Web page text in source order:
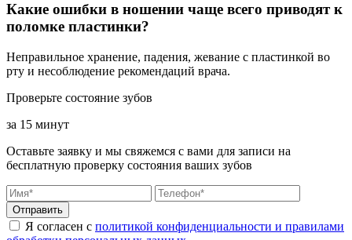
Какие ошибки в ношении чаще всего приводят к
поломке пластинки?
Неправильное хранение, падения, жевание с пластинкой во
рту и несоблюдение рекомендаций врача.
Проверьте состояние зубов
за 15 минут
Оставьте заявку и мы свяжемся с вами для записи на
бесплатную проверку состояния ваших зубов
Отправить
Я согласен с политикой конфиденциальности и правилами